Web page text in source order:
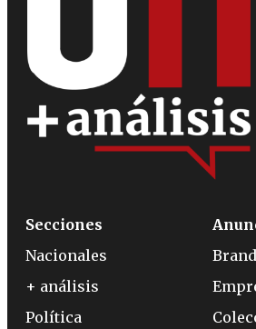
Secciones
Nacionales
+ análisis
Política